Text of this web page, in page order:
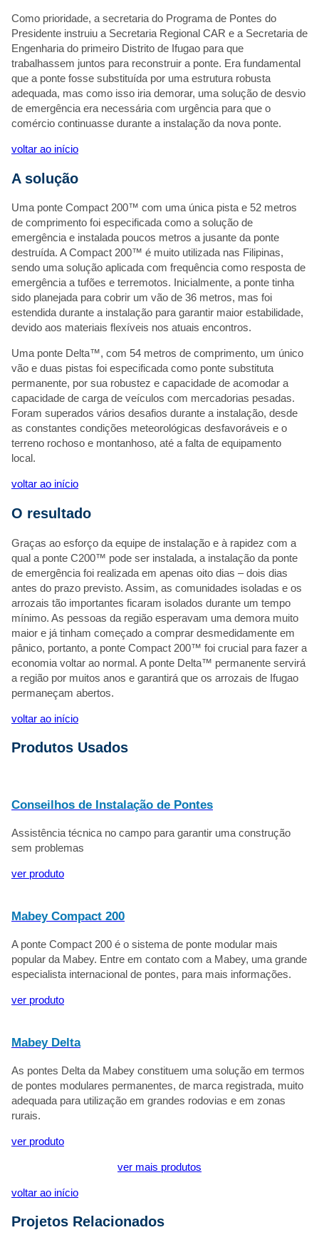
Informações adicionais*
relevantes. Você pode cancelar a assinatura a qualquer momento de
por meio dos métodos descritos em nossa
Como prioridade, a secretaria do Programa de Pontes do
Presidente instruiu a Secretaria Regional CAR e a Secretaria de
Engenharia do primeiro Distrito de Ifugao para que
trabalhassem juntos para reconstruir a ponte. Era fundamental
que a ponte fosse substituída por uma estrutura robusta
adequada, mas como isso iria demorar, uma solução de desvio
de emergência era necessária com urgência para que o
comércio continuasse durante a instalação da nova ponte.
voltar ao início
A solução
Uma ponte Compact 200™ com uma única pista e 52 metros
de comprimento foi especificada como a solução de
emergência e instalada poucos metros a jusante da ponte
destruída. A Compact 200™ é muito utilizada nas Filipinas,
sendo uma solução aplicada com frequência como resposta de
emergência a tufões e terremotos. Inicialmente, a ponte tinha
sido planejada para cobrir um vão de 36 metros, mas foi
estendida durante a instalação para garantir maior estabilidade,
devido aos materiais flexíveis nos atuais encontros.
Uma ponte Delta™, com 54 metros de comprimento, um único
vão e duas pistas foi especificada como ponte substituta
permanente, por sua robustez e capacidade de acomodar a
capacidade de carga de veículos com mercadorias pesadas.
Foram superados vários desafios durante a instalação, desde
as constantes condições meteorológicas desfavoráveis e o
terreno rochoso e montanhoso, até a falta de equipamento
local.
voltar ao início
O resultado
Graças ao esforço da equipe de instalação e à rapidez com a
qual a ponte C200™ pode ser instalada, a instalação da ponte
de emergência foi realizada em apenas oito dias – dois dias
antes do prazo previsto. Assim, as comunidades isoladas e os
arrozais tão importantes ficaram isolados durante um tempo
mínimo. As pessoas da região esperavam uma demora muito
maior e já tinham começado a comprar desmedidamente em
pânico, portanto, a ponte Compact 200™ foi crucial para fazer a
economia voltar ao normal. A ponte Delta™ permanente servirá
a região por muitos anos e garantirá que os arrozais de Ifugao
permaneçam abertos.
voltar ao início
Produtos Usados
Conseilhos de Instalação de Pontes
Assistência técnica no campo para garantir uma construção
sem problemas
ver produto
Mabey Compact 200
A ponte Compact 200 é o sistema de ponte modular mais
popular da Mabey. Entre em contato com a Mabey, uma grande
especialista internacional de pontes, para mais informações.
ver produto
Mabey Delta
As pontes Delta da Mabey constituem uma solução em termos
de pontes modulares permanentes, de marca registrada, muito
adequada para utilização em grandes rodovias e em zonas
rurais.
ver produto
ver mais produtos
voltar ao início
Projetos Relacionados